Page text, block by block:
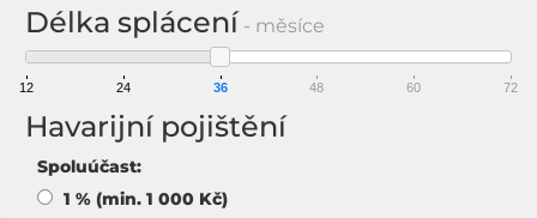
Délka splácení - měsíce
12 24 36 48 60 72
Havarijní pojištění
Spoluúčast:
1 % (min. 1 000 Kč)